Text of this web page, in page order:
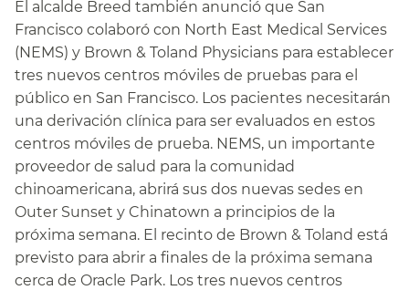
El alcalde Breed también anunció que San
Francisco colaboró con North East Medical Services
(NEMS) y Brown & Toland Physicians para establecer
tres nuevos centros móviles de pruebas para el
público en San Francisco. Los pacientes necesitarán
una derivación clínica para ser evaluados en estos
centros móviles de prueba. NEMS, un importante
proveedor de salud para la comunidad
chinoamericana, abrirá sus dos nuevas sedes en
Outer Sunset y Chinatown a principios de la
próxima semana. El recinto de Brown & Toland está
previsto para abrir a finales de la próxima semana
cerca de Oracle Park. Los tres nuevos centros